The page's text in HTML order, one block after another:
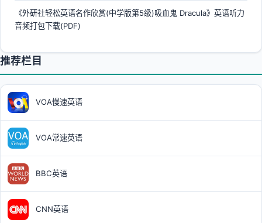
《外研社轻松英语名作欣赏(中学版第5级)吸血鬼 Dracula》英语听力
音频打包下载(PDF)
推荐栏目
VOA慢速英语
VOA常速英语
BBC英语
CNN英语